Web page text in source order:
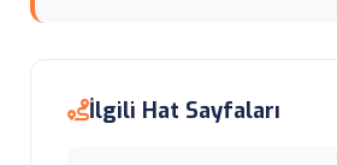
İlgili Hat Sayfaları